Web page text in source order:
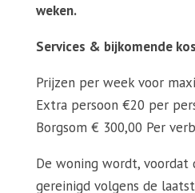
weken.
Services & bijkomende
Prijzen per week voor
Extra persoon €20 per
Borgsom € 300,00 Per
De woning wordt, voordat
gereinigd volgens de